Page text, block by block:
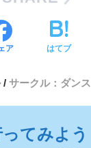
ア はてブ
サークル：ダンス
てみよう